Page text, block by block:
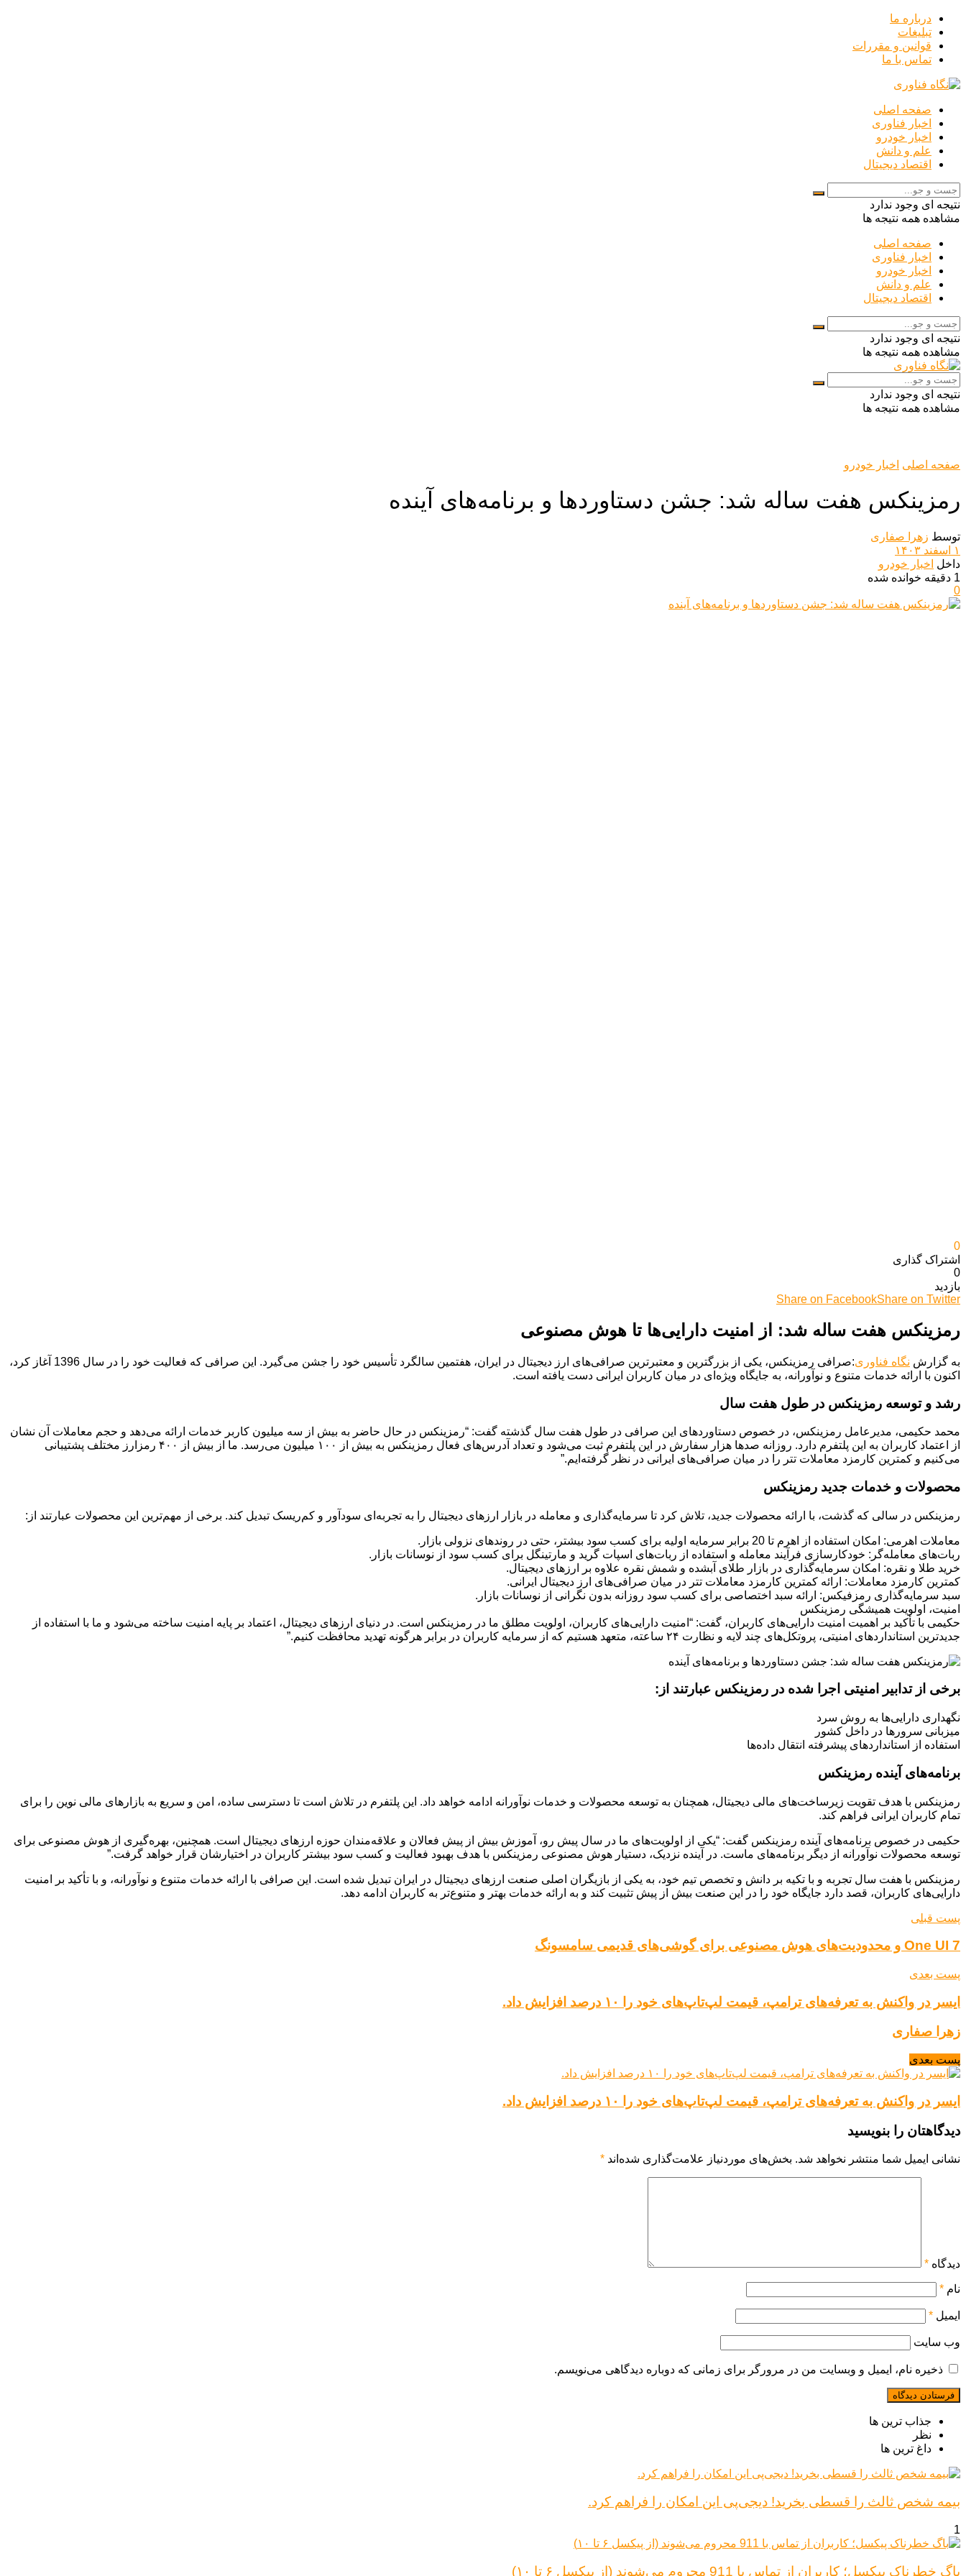
درباره ما
تبلیغات
قوانین و مقررات
تماس با ما
صفحه اصلی
اخبار فناوری
اخبار خودرو
علم و دانش
اقتصاد دیجیتال
نتیجه ای وجود ندارد
مشاهده همه نتیجه ها
صفحه اصلی
اخبار فناوری
اخبار خودرو
علم و دانش
اقتصاد دیجیتال
نتیجه ای وجود ندارد
مشاهده همه نتیجه ها
نتیجه ای وجود ندارد
مشاهده همه نتیجه ها
صفحه اصلی اخبار خودرو
رمزینکس هفت ساله شد: جشن دستاوردها و برنامه‌های آینده
توسط زهرا صفاری
۱ اسفند ۱۴۰۳
داخل اخبار خودرو
1 دقیقه خوانده شده
0
0
اشتراک گذاری‌
0
بازدید
Share on FacebookShare on Twitter
رمزینکس هفت ساله شد: از امنیت دارایی‌ها تا هوش مصنوعی
به گزارش نگاه فناوری
:صرافی رمزینکس، یکی از بزرگترین و معتبرترین صرافی‌های ارز دیجیتال در ایران، هفتمین سالگرد تأسیس خود را جشن می‌گیرد. این صرافی که فعالیت خود را در سال 1396 آغاز کرد،
اکنون با ارائه خدمات متنوع و نوآورانه، به جایگاه ویژه‌ای در میان کاربران ایرانی دست یافته است.
رشد و توسعه رمزینکس در طول هفت سال
محمد حکیمی، مدیرعامل رمزینکس، در خصوص دستاوردهای این صرافی در طول هفت سال گذشته گفت: “رمزینکس در حال حاضر به بیش از سه میلیون کاربر خدمات ارائه می‌دهد و حجم معاملات آن نشان
از اعتماد کاربران به این پلتفرم دارد. روزانه صدها هزار سفارش در این پلتفرم ثبت می‌شود و تعداد آدرس‌های فعال رمزینکس به بیش از ۱۰۰ میلیون می‌رسد. ما از بیش از ۴۰۰ رمزارز مختلف پشتیبانی
می‌کنیم و کمترین کارمزد معاملات تتر را در میان صرافی‌های ایرانی در نظر گرفته‌ایم.”
محصولات و خدمات جدید رمزینکس
رمزینکس در سالی که گذشت، با ارائه محصولات جدید، تلاش کرد تا سرمایه‌گذاری و معامله در بازار ارزهای دیجیتال را به تجربه‌ای سودآور و کم‌ریسک تبدیل کند. برخی از مهم‌ترین این محصولات عبارتند از:
معاملات اهرمی: امکان استفاده از اهرم تا 20 برابر سرمایه اولیه برای کسب سود بیشتر، حتی در روندهای نزولی بازار.
ربات‌های معامله‌گر: خودکارسازی فرآیند معامله و استفاده از ربات‌های اسپات گرید و مارتینگل برای کسب سود از نوسانات بازار.
خرید طلا و نقره: امکان سرمایه‌گذاری در بازار طلای آبشده و شمش نقره علاوه بر ارزهای دیجیتال.
کمترین کارمزد معاملات: ارائه کمترین کارمزد معاملات تتر در میان صرافی‌های ارز دیجیتال ایرانی.
سبد سرمایه‌گذاری رمزفیکس: ارائه سبد اختصاصی برای کسب سود روزانه بدون نگرانی از نوسانات بازار.
امنیت، اولویت همیشگی رمزینکس
حکیمی با تأکید بر اهمیت امنیت دارایی‌های کاربران، گفت: “امنیت دارایی‌های کاربران، اولویت مطلق ما در رمزینکس است. در دنیای ارزهای دیجیتال، اعتماد بر پایه امنیت ساخته می‌شود و ما با استفاده از
جدیدترین استانداردهای امنیتی، پروتکل‌های چند لایه و نظارت ۲۴ ساعته، متعهد هستیم که از سرمایه کاربران در برابر هرگونه تهدید محافظت کنیم.”
برخی از تدابیر امنیتی اجرا شده در رمزینکس عبارتند از:
نگهداری دارایی‌ها به روش سرد
میزبانی سرورها در داخل کشور
استفاده از استانداردهای پیشرفته انتقال داده‌ها
برنامه‌های آینده رمزینکس
رمزینکس با هدف تقویت زیرساخت‌های مالی دیجیتال، همچنان به توسعه محصولات و خدمات نوآورانه ادامه خواهد داد. این پلتفرم در تلاش است تا دسترسی ساده، امن و سریع به بازارهای مالی نوین را برای
تمام کاربران ایرانی فراهم کند.
حکیمی در خصوص برنامه‌های آینده رمزینکس گفت: “یکی از اولویت‌های ما در سال پیش رو، آموزش بیش از پیش فعالان و علاقه‌مندان حوزه ارزهای دیجیتال است. همچنین، بهره‌گیری از هوش مصنوعی برای
توسعه محصولات نوآورانه از دیگر برنامه‌های ماست. در آینده نزدیک، دستیار هوش مصنوعی رمزینکس با هدف بهبود فعالیت و کسب سود بیشتر کاربران در اختیارشان قرار خواهد گرفت.”
رمزینکس با هفت سال تجربه و با تکیه بر دانش و تخصص تیم خود، به یکی از بازیگران اصلی صنعت ارزهای دیجیتال در ایران تبدیل شده است. این صرافی با ارائه خدمات متنوع و نوآورانه، و با تأکید بر امنیت
دارایی‌های کاربران، قصد دارد جایگاه خود را در این صنعت بیش از پیش تثبیت کند و به ارائه خدمات بهتر و متنوع‌تر به کاربران ادامه دهد.
پست قبلی
One UI 7 و محدودیت‌های هوش مصنوعی برای گوشی‌های قدیمی سامسونگ
پست بعدی
ایسر در واکنش به تعرفه‌های ترامپ، قیمت لپ‌تاپ‌های خود را ۱۰ درصد افزایش داد.
زهرا صفاری
پست بعدی
ایسر در واکنش به تعرفه‌های ترامپ، قیمت لپ‌تاپ‌های خود را ۱۰ درصد افزایش داد.
دیدگاهتان را بنویسید
نشانی ایمیل شما منتشر نخواهد شد. بخش‌های موردنیاز علامت‌گذاری شده‌اند *
دیدگاه *
نام *
ایمیل *
وب‌ سایت
ذخیره نام، ایمیل و وبسایت من در مرورگر برای زمانی که دوباره دیدگاهی می‌نویسم.
جذاب ترین ها
نظر
داغ ترین ها
بیمه شخص ثالث را قسطی بخرید! دیجی‌پی این امکان را فراهم کرد.
1
باگ خطرناک پیکسل؛ کاربران از تماس با 911 محروم می‌شوند (از پیکسل ۶ تا ۱۰)